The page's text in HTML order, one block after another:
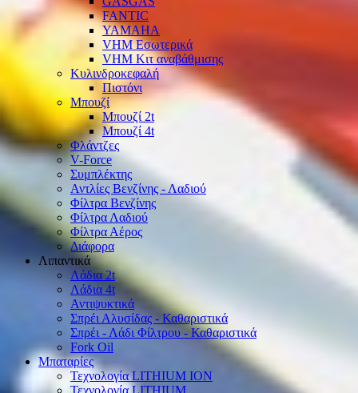
FANTIC
YAMAHA
VHM Εσωτερικά
VHM Κιτ αναβάθμισης
Κυλινδροκεφαλή
Πιστόνι
Μπουζί
Μπουζί 2t
Μπουζί 4t
Φλάντζες
V-Force
Συμπλέκτης
Αντλίες Βενζίνης - Λαδιού
Φίλτρα Βενζίνης
Φίλτρα Λαδιού
Φίλτρα Αέρος
Διάφορα
Λιπαντικά
Λάδια 2t
Λάδια 4t
Αντιψυκτικά
Σπρέι Αλυσίδας - Καθαριστικά
Σπρέι - Λάδι Φίλτρου - Καθαριστικά
Fork Oil
Μπαταρίες
Τεχνολογία LITHIUM ION
Τεχνολογία LITHIUM